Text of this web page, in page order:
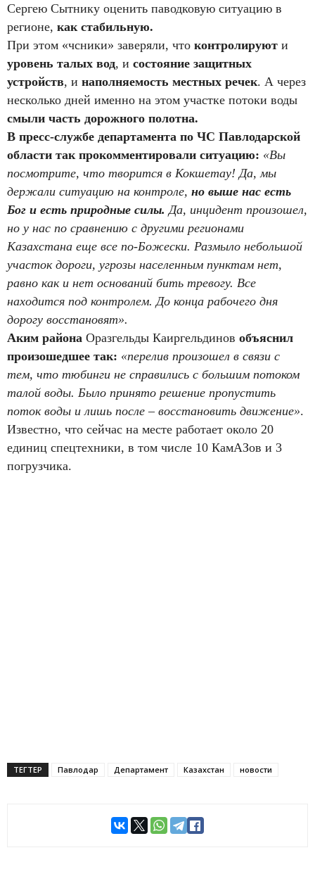
Сергею Сытнику оценить паводковую ситуацию в
регионе, как стабильную.
При этом «чсники» заверяли, что контролируют и
уровень талых вод, и состояние защитных
устройств, и наполняемость местных речек. А через
несколько дней именно на этом участке потоки воды
смыли часть дорожного полотна.
В пресс-службе департамента по ЧС Павлодарской
области так прокомментировали ситуацию: «Вы
посмотрите, что творится в Кокшетау! Да, мы
держали ситуацию на контроле, но выше нас есть
Бог и есть природные силы. Да, инцидент произошел,
но у нас по сравнению с другими регионами
Казахстана еще все по-Божески. Размыло небольшой
участок дороги, угрозы населенным пунктам нет,
равно как и нет оснований бить тревогу. Все
находится под контролем. До конца рабочего дня
дорогу восстановят».
Аким района Оразгельды Каиргельдинов объяснил
произошедшее так: «перелив произошел в связи с
тем, что тюбинги не справились с большим потоком
талой воды. Было принято решение пропустить
поток воды и лишь после – восстановить движение».
Известно, что сейчас на месте работает около 20
единиц спецтехники, в том числе 10 КамАЗов и 3
погрузчика.
ТЕГТЕР Павлодар Департамент Казахстан новости